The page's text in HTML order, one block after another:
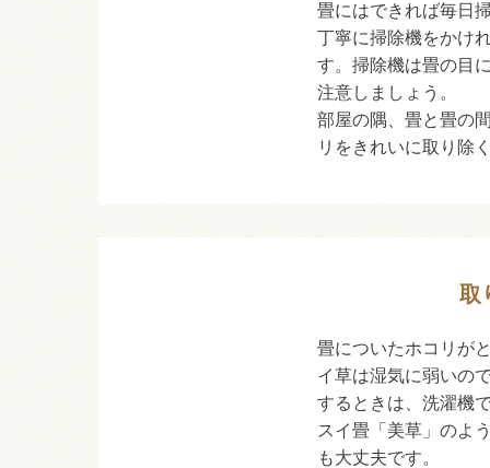
畳にはできれば毎日
丁寧に掃除機をかけ
す。掃除機は畳の目
注意しましょう。
部屋の隅、畳と畳の
リをきれいに取り除
取
畳についたホコリが
イ草は湿気に弱いの
するときは、洗濯機
スイ畳「美草」のよ
も大丈夫です。